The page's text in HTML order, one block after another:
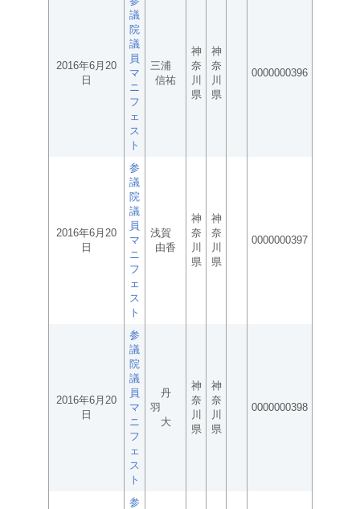
2016年6月20
日
議
院
議
員
マ
ニ
フ
ェ
ス
ト
三浦
信祐
神
奈
川
県
神
奈
川
県
0000000396
2016年6月20
日
参
議
院
議
員
マ
ニ
フ
ェ
ス
ト
浅賀
由香
神
奈
川
県
神
奈
川
県
0000000397
2016年6月20
日
参
議
院
議
員
マ
ニ
フ
ェ
ス
ト
丹
羽
大
神
奈
川
県
神
奈
川
県
0000000398
参